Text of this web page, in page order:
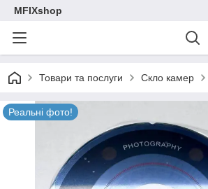
MFIXshop
Товари та послуги Скло камер
Реальні фото!